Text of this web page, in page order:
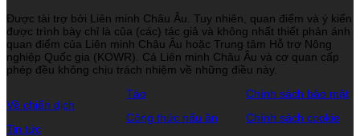
Được tài trợ bởi Liên minh Châu Âu. Tuy nhiên, quan điểm và ý kiến
​​được trình bày chỉ là của (các) tác giả và không nhất thiết phản ánh
quan điểm của Liên minh Châu Âu hoặc Trung tâm Hỗ trợ Nông
nghiệp Quốc gia (KOWR). Cả Liên minh Châu Âu và cơ quan cấp
phép đều không chịu trách nhiệm về những điều này.
Về chiến dịch
Tin tức
Táo
Công thức nấu ăn
Chính sách bảo mật
Chính sách cookie